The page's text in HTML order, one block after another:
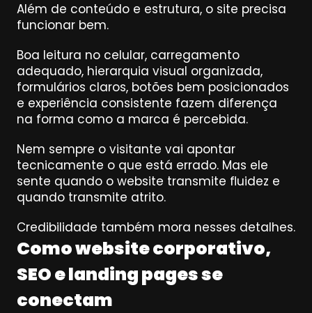
Além de conteúdo e estrutura, o site precisa
funcionar bem.
Boa leitura no celular, carregamento
adequado, hierarquia visual organizada,
formulários claros, botões bem posicionados
e experiência consistente fazem diferença
na forma como a marca é percebida.
Nem sempre o visitante vai apontar
tecnicamente o que está errado. Mas ele
sente quando o website transmite fluidez e
quando transmite atrito.
Credibilidade também mora nesses detalhes.
Como website corporativo,
SEO e landing pages se
conectam